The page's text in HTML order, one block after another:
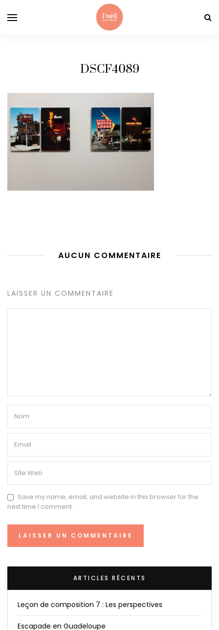
DSCF4089
AUCUN COMMENTAIRE
LAISSER UN COMMENTAIRE
Save my name, email, and website in this browser for the
next time I comment.
ARTICLES RÉCENTS
Leçon de composition 7 : Les perspectives
Escapade en Guadeloupe